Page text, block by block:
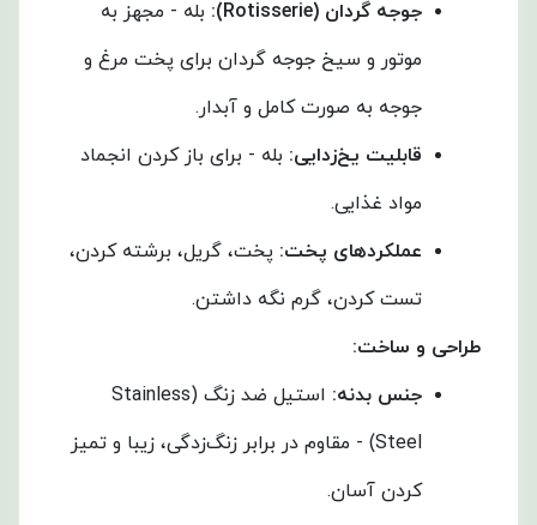
جوجه گردان (Rotisserie):
بله - مجهز به
موتور و سیخ جوجه گردان برای پخت مرغ و
جوجه به صورت کامل و آبدار.
قابلیت یخ‌زدایی: بله - برای باز کردن انجماد
مواد غذایی.
عملکردهای پخت: پخت، گریل، برشته کردن،
تست کردن، گرم نگه داشتن.
طراحی و ساخت:
جنس بدنه:
استیل ضد زنگ (Stainless
Steel) - مقاوم در برابر زنگ‌زدگی، زیبا و تمیز
کردن آسان.